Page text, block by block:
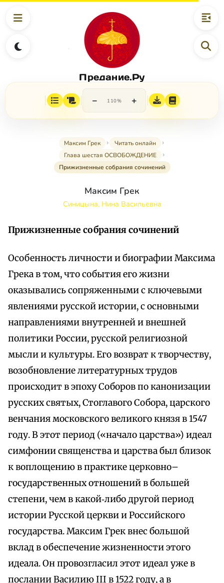
Предание.Ру
− 110% +
Максим Грек
Читать онлайн
Глава шестая ОСВОБОЖДЕНИЕ
Прижизненные собрания сочинений
Максим Грек
Синицына, Нина Васильевна
Прижизненные собрания сочинений
Особенность личности и биографии Максима
Грека в том, что события его жизни
оказывались сопряженными с ключевыми
явлениями русской истории, с основными
направлениями внутренней и внешней
политики России, русской религиозной
мысли и культуры. Его возврат к творчеству,
возобновление литературных трудов
происходит в эпоху Соборов по канонизации
русских святых, Стоглавого Собора, царского
венчания московского великого князя в 1547
году. В этот период («начало царства») идеал
симфонии священства и царства был близок
к воплощению в практике церковно–
государственных отношений в большей
степени, чем в какой‑либо другой период
истории Русской церкви и Российского
государства. Максим Грек внес большой
вклад в обеспечение жизненности этого
идеала. Он провозгласил этот идеал уже в
послании Василию III в 1522 году, а в